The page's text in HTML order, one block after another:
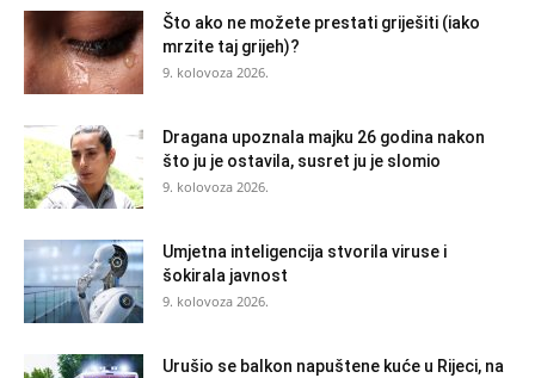
Što ako ne možete prestati griješiti (iako
mrzite taj grijeh)?
9. kolovoza 2026.
Dragana upoznala majku 26 godina nakon
što ju je ostavila, susret ju je slomio
9. kolovoza 2026.
Umjetna inteligencija stvorila viruse i
šokirala javnost
9. kolovoza 2026.
Urušio se balkon napuštene kuće u Rijeci, na